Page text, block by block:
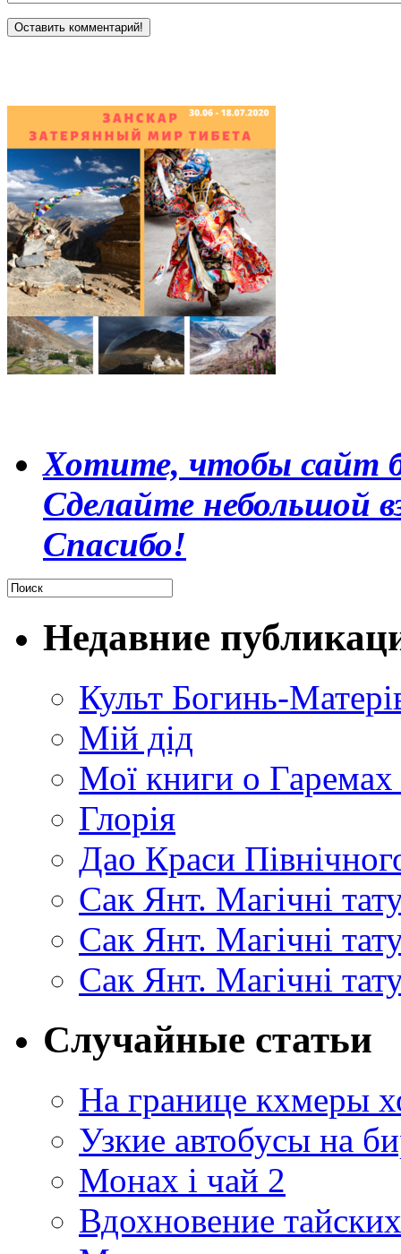
Хотите, чтобы сайт
Сделайте небольшой
Спасибо!
Недавние
Культ Богинь-
Мій дід
Мої книги о
Глорія
Дао Краси
Сак Янт. Магічні
Сак Янт. Магічні
Сак Янт. Магічні
Случайные статьи
На границе кхмеры
Узкие автобусы на
Монах і чай 2
Вдохновение